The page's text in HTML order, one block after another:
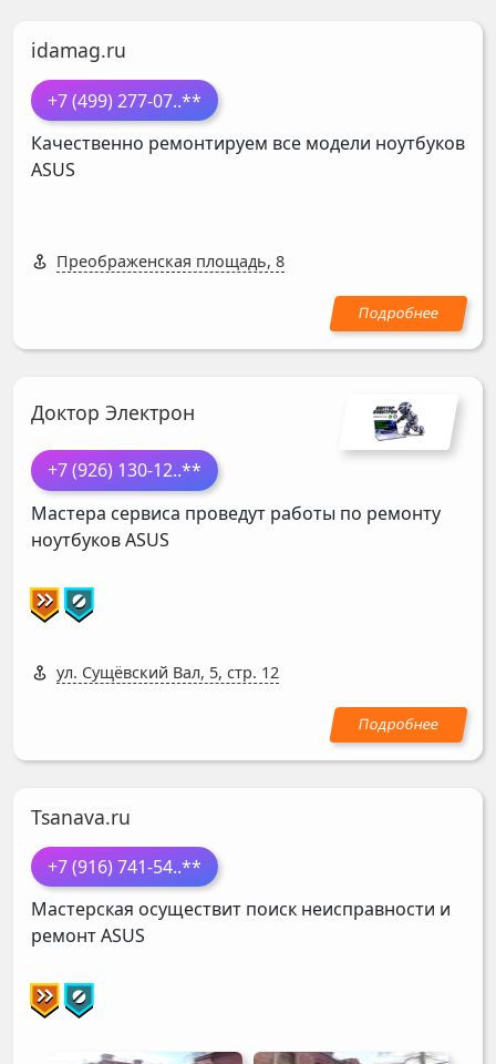
idamag.ru
+7 (499) 277-07..**
Качественно ремонтируем все модели ноутбуков
ASUS
Преображенская площадь, 8
Доктор Электрон
+7 (926) 130-12..**
Мастера сервиса проведут работы по ремонту
ноутбуковASUS
ул. Сущёвский Вал, 5, стр. 12
Tsanava.ru
+7 (916) 741-54..**
Мастерская осуществит поиск неисправности и
ремонтASUS